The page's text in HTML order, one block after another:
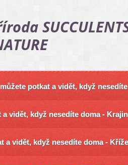
potkat a vidět, když
vidět, když nesedíte doma -
a vidět, když nesedíte doma - Kříže